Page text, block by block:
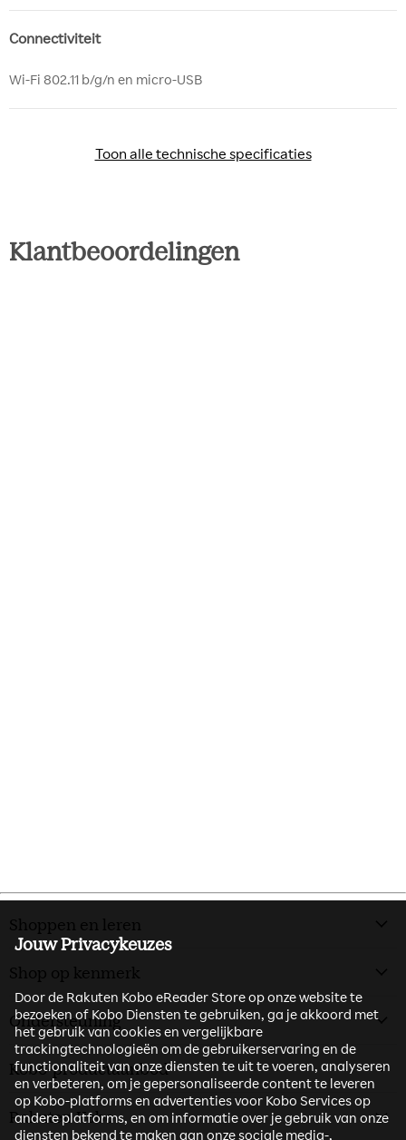
Jouw Privacykeuzes
Door de Rakuten Kobo eReader Store op onze website te
bezoeken of Kobo Diensten te gebruiken, ga je akkoord met
het gebruik van cookies en vergelijkbare
trackingtechnologieën om de gebruikerservaring en de
functionaliteit van onze diensten te uit te voeren, analyseren
en verbeteren, om je gepersonaliseerde content te leveren
op Kobo-platforms en advertenties voor Kobo Services op
andere platforms, en om informatie over je gebruik van onze
diensten bekend te maken aan onze sociale media-,
Connectiviteit
Wi-Fi 802.11 b/g/n en micro-USB
Toon alle technische specificaties
Toon alle technische specificaties
Klantbeoordelingen
Shoppen en leren
Shop op kenmerk
Ondersteuning
Kobo-productaanbod
Rakuten Kobo